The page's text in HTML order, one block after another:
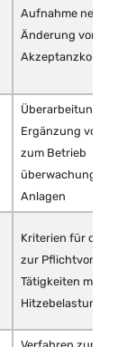
Aufnahme neuer
Änderung
Überarbeitung und
Ergänzung von
zum Betrieb
Anlagen
Kriterien für die
zur Pflichtvorsorge
Tätigkeiten mit
Hitzebelastung